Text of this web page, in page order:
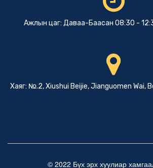
Ажлын цаг: Даваа-Баасан 08:30 -
Хаяг: №.2, Xiushui Beijie, Jianguomen Wai,
© 2022 Бүх эрх хуулиар